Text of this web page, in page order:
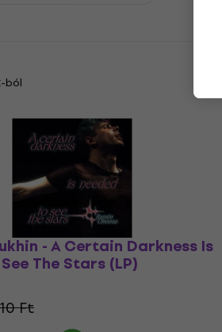
-ból
- A Certain Darkness Is
The Stars (LP)
Ft